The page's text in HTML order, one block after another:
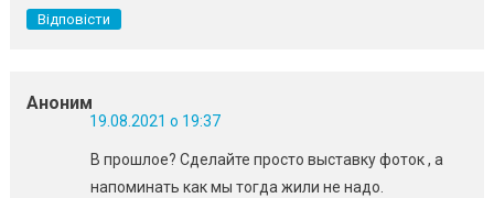
Відповісти
Аноним
19.08.2021 о 19:37
В прошлое? Сделайте просто выставку фоток , а
напоминать как мы тогда жили не надо.